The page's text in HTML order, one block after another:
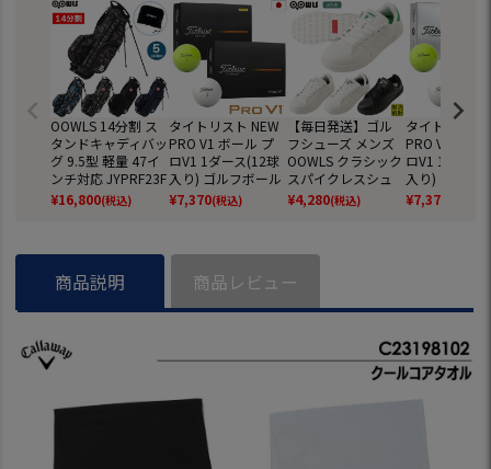
OOWLS 14分割 ス
タンドキャディバッ
グ 9.5型 軽量 47イ
ンチ対応 JYPRF23F
SB 【JYPER'Sオリ
ジナル商品】
¥16,800(税込)
タイトリスト NEW
PRO V1 ボール プ
ロV1 1ダース(12球
入り) ゴルフボール
2025年モデル TITL
EIST 日本正規品
¥7,370(税込)
【毎日発送】ゴル
フシューズ メンズ
OOWLS クラシック
スパイクレスシュ
ーズ JYPRF003 ス
パイクレスシューズ
f 防水 靴 グッズ お
スゴルフシューズ
¥4,280(税込)
タイトリスト
PRO V1x ボ
ロV1 1ダース
入り) ゴルフ
2025年モデル
EIST 日本正
¥7,370
商品説明 商品レビュー